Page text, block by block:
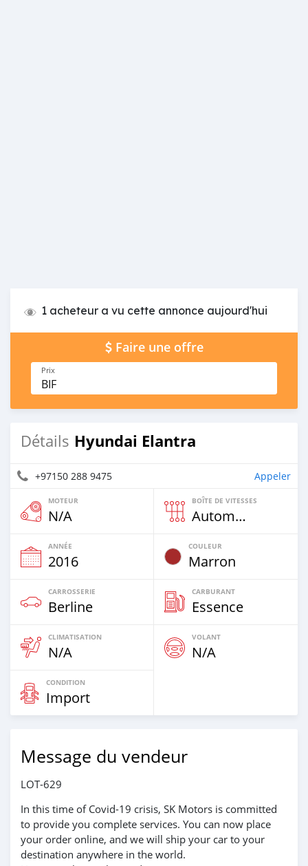
1 acheteur a vu cette annonce aujourd'hui
Faire une offre
Prix
BIF
Détails Hyundai Elantra
+97150 288 9475 Appeler
MOTEUR
N/A
BOÎTE DE VITESSES
Automatique
ANNÉE
2016
COULEUR
Marron
CARROSSERIE
Berline
CARBURANT
Essence
CLIMATISATION
N/A
VOLANT
N/A
CONDITION
Import
Message du vendeur
LOT-629
In this time of Covid-19 crisis, SK Motors is committed
to provide you complete services. You can now place
your order online, and we will ship your car to your
destination anywhere in the world.